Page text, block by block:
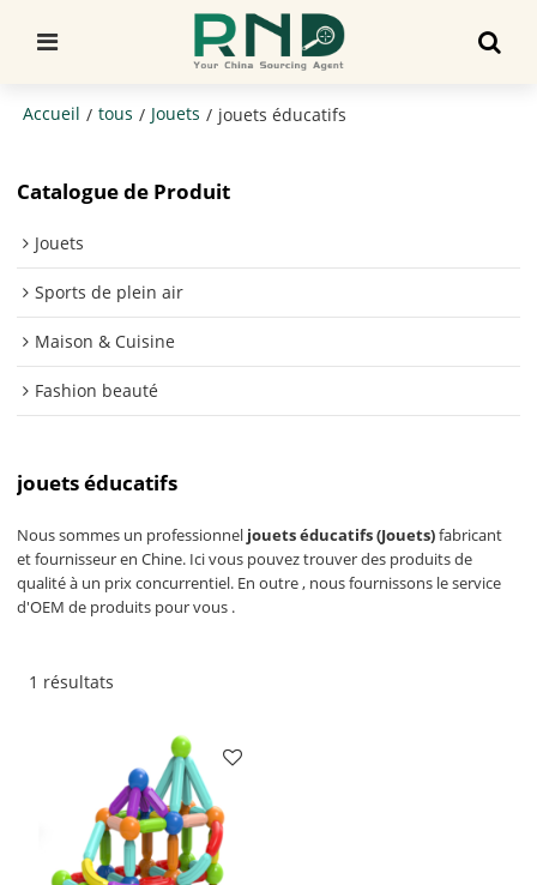
Accueil / tous / Jouets / jouets éducatifs
Catalogue de Produit
Jouets
Sports de plein air
Maison & Cuisine
Fashion beauté
jouets éducatifs
Nous sommes un professionnel jouets éducatifs (Jouets)fabricant
et fournisseur en Chine. Ici vous pouvez trouver des produits de
qualité à un prix concurrentiel. En outre , nous fournissons le service
d'OEM de produits pour vous .
1 résultats